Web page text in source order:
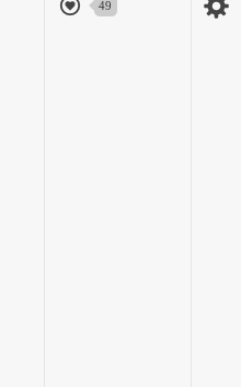
49